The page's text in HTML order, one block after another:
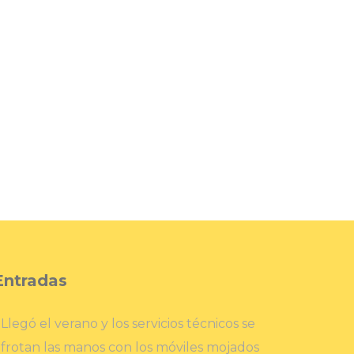
Llegó el verano y los servicios técnicos se
frotan las manos con los móviles mojados